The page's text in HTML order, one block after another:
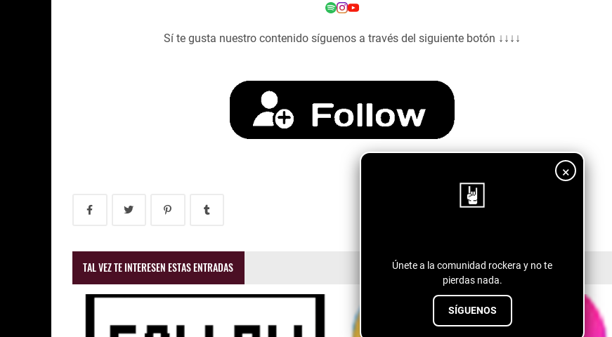
×
Únete a la comunidad rockera y no te
pierdas nada.
SÍGUENOS
Sí te gusta nuestro contenido síguenos a través del siguiente botón ↓↓↓↓
TAL VEZ TE INTERESEN ESTAS ENTRADAS